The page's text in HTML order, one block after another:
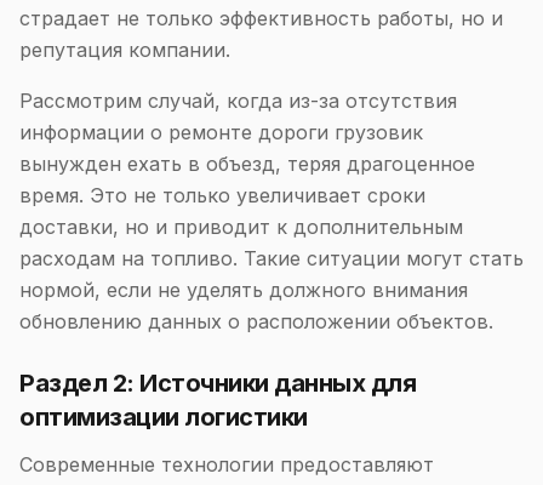
страдает не только эффективность работы, но и
репутация компании.
Рассмотрим случай, когда из-за отсутствия
информации о ремонте дороги грузовик
вынужден ехать в объезд, теряя драгоценное
время. Это не только увеличивает сроки
доставки, но и приводит к дополнительным
расходам на топливо. Такие ситуации могут стать
нормой, если не уделять должного внимания
обновлению данных о расположении объектов.
Раздел 2: Источники данных для
оптимизации логистики
Современные технологии предоставляют